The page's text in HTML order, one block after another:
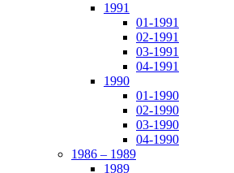
1991
01-1991
02-1991
03-1991
04-1991
1990
01-1990
02-1990
03-1990
04-1990
1986 – 1989
1989